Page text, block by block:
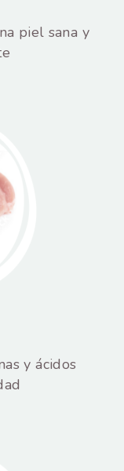
piel sana y
y ácidos